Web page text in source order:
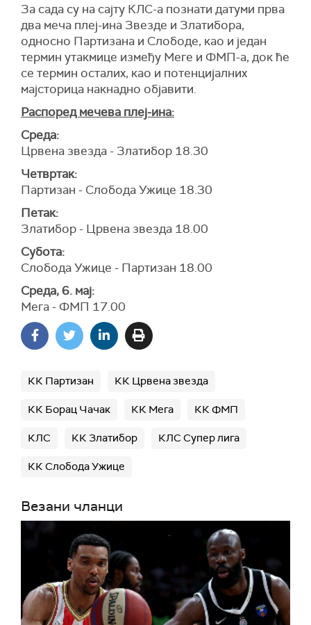
За сада су на сајту КЛС-а познати датуми прва
два меча плеј-ина Звезде и Златибора,
односно Партизана и Слободе, као и један
термин утакмице између Меге и ФМП-а, док ће
се термин осталих, као и потенцијалних
мајсторица накнадно објавити.
Распоред мечева плеј-ина:
Среда:
Црвена звезда - Златибор 18.30
Четвртак:
Партизан - Слобода Ужице 18.30
Петак:
Златибор - Црвена звезда 18.00
Субота:
Слобода Ужице - Партизан 18.00
Среда, 6. мај:
Мега - ФМП 17.00
КК Партизан КК Црвена звезда
КК Борац Чачак КК Мега КК ФМП
КЛС КК Златибор КЛС Супер лига
КК Слобода Ужице
Везани чланци